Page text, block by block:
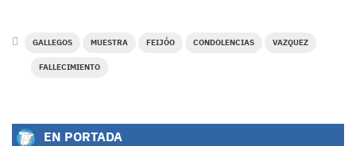
GALLEGOS MUESTRA FEIJÓO CONDOLENCIAS VAZQUEZ
FALLECIMIENTO
EN PORTADA